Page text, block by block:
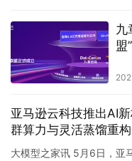
九
盟
亚马逊云科技推出AI
群算力与灵活蒸馏重
大模型之家讯 5月6日，亚